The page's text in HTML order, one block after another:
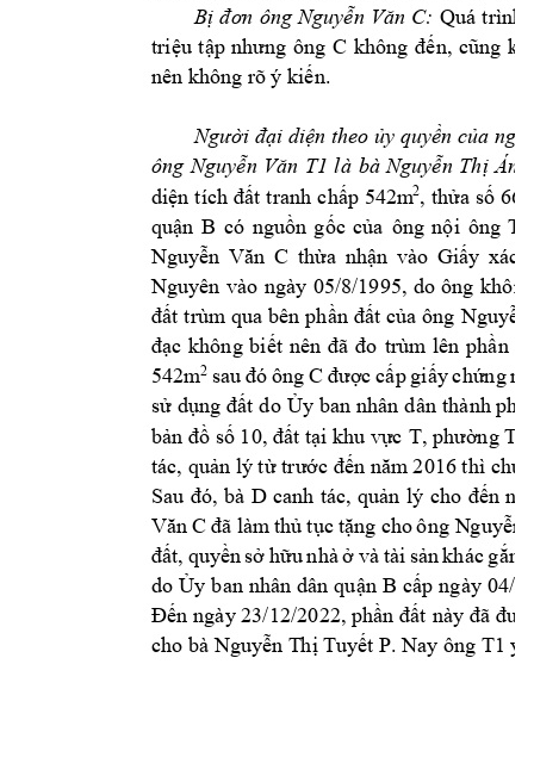
Bị đơn ông Nguyễn Văn C: Quá trình
triệu tập nhưng ông C không đến, cũng
nên không rõ ý kiến.
Người đại diện theo ủy quyền của
ông Nguyễn Văn T1 là bà Nguyễn Thị Ánh
diện tích đất tranh chấp 542m2, thửa số
quận B có nguồn gốc của ông nội ông T1
Nguyễn Văn C thừa nhận vào Giấy xác
Nguyên vào ngày 05/8/1995, do ông
đất trùm qua bên phần đất của ông Nguyễn
đạc không biết nên đã đo trùm lên phần
542m2 sau đó ông C được cấp giấy chứng
sử dụng đất do Ủy ban nhân dân thành phố
bản đồ số 10, đất tại khu vực T, phường T
tác, quản lý từ trước đến năm 2016 thì chuy
Sau đó, bà D canh tác, quản lý cho đến
Văn C đã làmthủ tục tặng cho ông Nguyễn
đất, quyền sở hữu nhàở và tài sản khác gắn
do Ủy ban nhân dân quận B cấp ngày 04/
Đến ngày 23/12/2022, phần đất này đã
cho bà Nguyễn Thị Tuyết P. Nay ông T1